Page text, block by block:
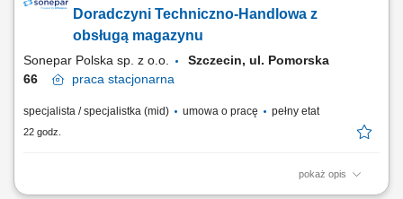
działań marketingowych zgodnie z strategią firmy;
Doradczyni Techniczno-Handlowa z
obsługą magazynu
Sonepar Polska sp. z o.o.
Szczecin, ul. Pomorska
66
praca stacjonarna
specjalista / specjalistka (mid) umowa o pracę pełny etat
22 godz.
pokaż opis
Zadania: Przygotowywanie ofert handlowych dla klientów; Prowadzenie